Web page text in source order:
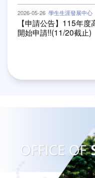
2026-05-26 學生生涯發展中心
【申請公告】115年
開始申請!!(11/20截止)